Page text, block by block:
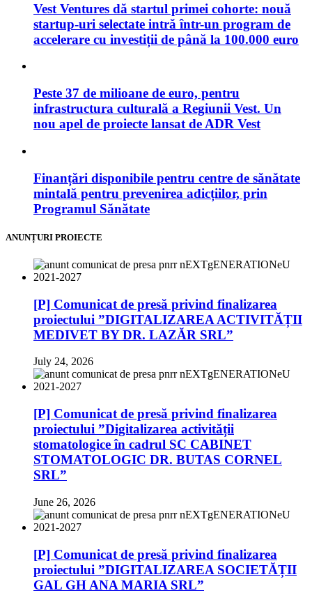
Vest Ventures dă startul primei cohorte: nouă
startup-uri selectate intră într-un program de
accelerare cu investiții de până la 100.000 euro
Peste 37 de milioane de euro, pentru
infrastructura culturală a Regiunii Vest. Un
nou apel de proiecte lansat de ADR Vest
Finanțări disponibile pentru centre de sănătate
mintală pentru prevenirea adicțiilor, prin
Programul Sănătate
ANUNȚURI PROIECTE
[P] Comunicat de presă privind finalizarea
proiectului ”DIGITALIZAREA ACTIVITĂȚII
MEDIVET BY DR. LAZĂR SRL”
July 24, 2026
[P] Comunicat de presă privind finalizarea
proiectului ”Digitalizarea activității
stomatologice în cadrul SC CABINET
STOMATOLOGIC DR. BUTAS CORNEL
SRL”
June 26, 2026
[P] Comunicat de presă privind finalizarea
proiectului ”DIGITALIZAREA SOCIETĂȚII
GAL GH ANA MARIA SRL”